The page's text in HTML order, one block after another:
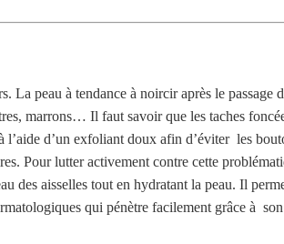
La peau à tendance à noircir après le passage
marrons… Il faut savoir que les taches
d’un exfoliant doux afin d’éviter les
Pour lutter activement contre cette
aisselles tout en hydratant la peau. Il
qui pénètre facilement grâce à